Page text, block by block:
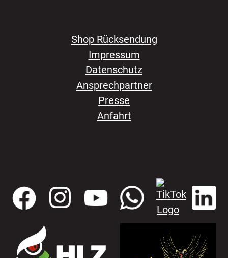
Shop Rücksendung
Impressum
Datenschutz
Ansprechpartner
Presse
Anfahrt